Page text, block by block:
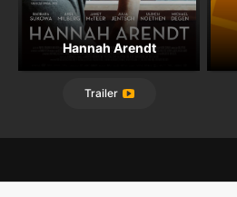
Hannah Arendt
Trailer